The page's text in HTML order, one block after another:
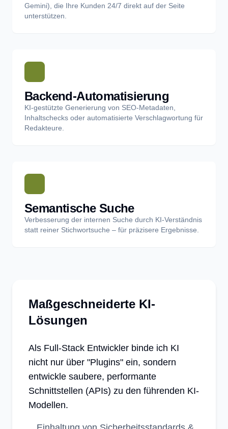
Gemini), die Ihre Kunden 24/7 direkt auf der Seite
unterstützen.
Backend-Automatisierung
KI-gestützte Generierung von SEO-Metadaten,
Inhaltschecks oder automatisierte Verschlagwortung für
Redakteure.
Semantische Suche
Verbesserung der internen Suche durch KI-Verständnis
statt reiner Stichwortsuche – für präzisere Ergebnisse.
Maßgeschneiderte KI-
Lösungen
Als Full-Stack Entwickler binde ich KI
nicht nur über "Plugins" ein, sondern
entwickle saubere, performante
Schnittstellen (APIs) zu den führenden KI-
Modellen.